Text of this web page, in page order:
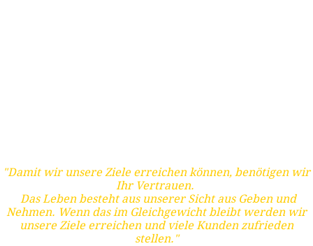
"Damit wir unsere Ziele erreichen können, benötigen wir
Ihr Vertrauen.
Das Leben besteht aus unserer Sicht aus Geben und
Nehmen. Wenn das im Gleichgewicht bleibt werden wir
unsere Ziele erreichen und viele Kunden zufrieden
stellen."